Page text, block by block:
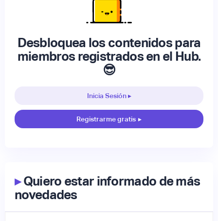
Desbloquea los contenidos para
miembros registrados en el Hub.
😎
Inicia Sesión ▸
Registrarme gratis ▸
▸Quiero estar informado de más
novedades